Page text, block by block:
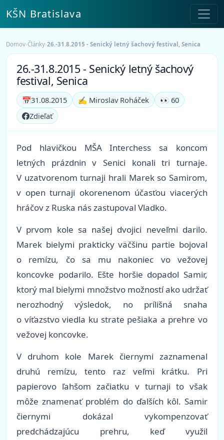
KŠN Bratislava
Domov›Články›26.-31.8.2015 - Senický letný šachový festival, Senica
26.-31.8.2015 - Senický letný šachový
festival, Senica
📅31.08.2015 ✍️ Miroslav Roháček
👀 60
Zdieľať
Pod hlavičkou MŠA Interchess sa koncom
letných prázdnin v Senici konali tri turnaje.
V uzatvorenom turnaji hrali Marek so Samirom,
v open turnaji okorenenom účasťou viacerých
hráčov z Ruska nás zastupoval Vladko.
V prvom kole sa našej dvojici neveľmi darilo.
Marek bielymi prakticky väčšinu partie bojoval
o remízu, čo sa mu nakoniec vo vežovej
koncovke podarilo. Ešte horšie dopadol Samir,
ktorý mal bielymi množstvo možností ako udržať
nerozhodný výsledok, no prílišná snaha
o víťazstvo viedla ku strate pešiaka a prehre vo
vežovej koncovke.
V druhom kole Marek čiernymi zaznamenal
druhú remízu, tento raz veľmi krátku. Pri
papierovo ľahšom začiatku v turnaji to však
môže znamenať problém do ďalších kôl. Samir
čiernymi dokázal vykompenzovať
predchádzajúcu prehru, keď využil